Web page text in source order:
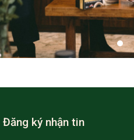
Đăng ký nhận tin